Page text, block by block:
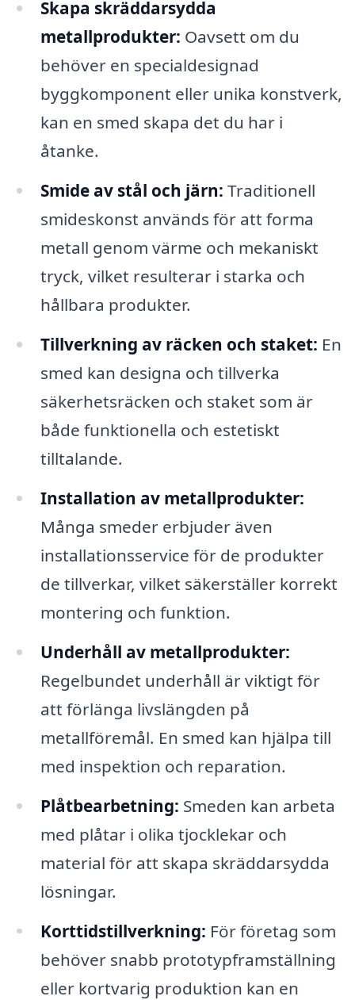
Skapa skräddarsydda
metallprodukter: Oavsett om du
behöver en specialdesignad
byggkomponent eller unika konstverk,
kan en smed skapa det du har i
åtanke.
Smide av stål och järn: Traditionell
smideskonst används för att forma
metall genom värme och mekaniskt
tryck, vilket resulterar i starka och
hållbara produkter.
Tillverkning av räcken och staket: En
smed kan designa och tillverka
säkerhetsräcken och staket som är
både funktionella och estetiskt
tilltalande.
Installation av metallprodukter:
Många smeder erbjuder även
installationsservice för de produkter
de tillverkar, vilket säkerställer korrekt
montering och funktion.
Underhåll av metallprodukter:
Regelbundet underhåll är viktigt för
att förlänga livslängden på
metallföremål. En smed kan hjälpa till
med inspektion och reparation.
Plåtbearbetning: Smeden kan arbeta
med plåtar i olika tjocklekar och
material för att skapa skräddarsydda
lösningar.
Korttidstillverkning: För företag som
behöver snabb prototypframställning
eller kortvarig produktion kan en